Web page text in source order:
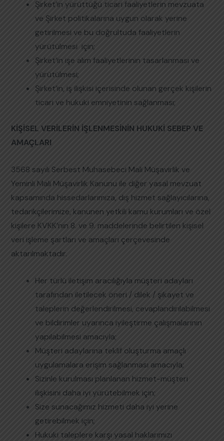
Şirket’in yürüttüğü ticari faaliyetlerin mevzuata
ve Şirket politikalarına uygun olarak yerine
getirilmesi ve bu doğrultuda faaliyetlerin
yürütülmesi için;
Şirket’in işe alım faaliyetlerinin tasarlanması ve
yürütülmesi;
Şirket’in, iş ilişkisi içerisinde olunan gerçek kişilerin
ticari ve hukuki emniyetinin sağlanması;
KİŞİSEL VERİLERİN İŞLENMESİNİN HUKUKİ SEBEP VE
AMAÇLARI
3568 sayılı Serbest Muhasebeci Mali Müşavirlik ve
Yeminli Mali Müşavirlik Kanunu ile diğer yasal mevzuat
kapsamında hissedarlarımıza, dış hizmet sağlayıcılarına,
tedarikçilerimize, kanunen yetkili kamu kurumları ve özel
kişilere KVKK’nın 8. ve 9. maddelerinde belirtilen kişisel
veri işleme şartları ve amaçları çerçevesinde
aktarılmaktadır.
Her türlü iletişim aracılığıyla müşteri adayları
tarafından iletilecek öneri / dilek / şikayet ve
taleplerin değerlendirilmesi, cevaplandırılabilmesi
ve bildirimler uyarınca iyileştirme çalışmalarının
yapılabilmesi amacıyla;
Müşteri adaylarına teklif oluşturma amaçlı
uygulamalara erişim sağlanması amacıyla;
Sizinle kurulması planlanan hizmet-müşteri
ilişkisini daha iyi yürütebilmek için;
Size sunacağımız hizmeti daha iyi yerine
getirebilmek için;
Hukuki taleplere karşı yasal haklarımızı